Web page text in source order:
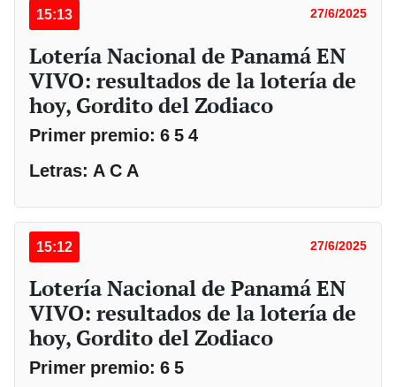
15:13 27/6/2025
Lotería Nacional de Panamá EN
VIVO: resultados de la lotería de
hoy, Gordito del Zodiaco
Primer premio: 6 5 4
Letras: A C A
15:12 27/6/2025
Lotería Nacional de Panamá EN
VIVO: resultados de la lotería de
hoy, Gordito del Zodiaco
Primer premio: 6 5